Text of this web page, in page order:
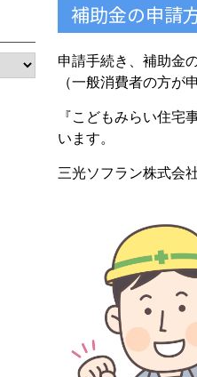
補助金の申請
申請手続き、補助金
（一般消費者の方が
『こどもみらい住
います。
三光ソフラン株式会